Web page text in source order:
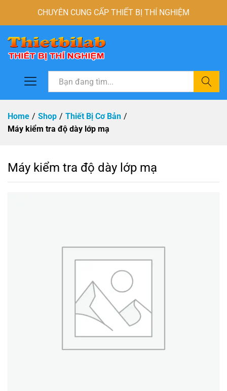
CHUYÊN CUNG CẤP THIẾT BỊ THÍ NGHIỆM
Tìm
Home / Shop / Thiết Bị Cơ Bản /
Máy kiểm tra độ dày lớp mạ
Máy kiểm tra độ dày lớp mạ